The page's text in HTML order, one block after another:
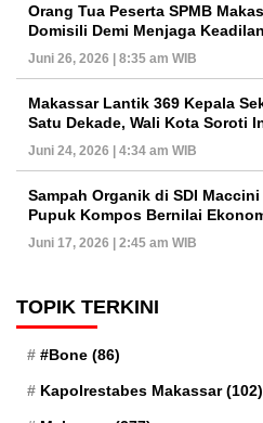
Orang Tua Peserta SPMB
Domisili Demi Menjaga
Juni 26, 2026 | 8:35 am WIB
Makassar Lantik 369 Kepala
Satu Dekade, Wali Kota Soroti
Juni 24, 2026 | 4:34 am WIB
Sampah Organik di SDI
Pupuk Kompos Bernilai
Juni 17, 2026 | 2:45 am WIB
TOPIK TERKINI
#Bone (86)
Kapolrestabes Makassar(102)